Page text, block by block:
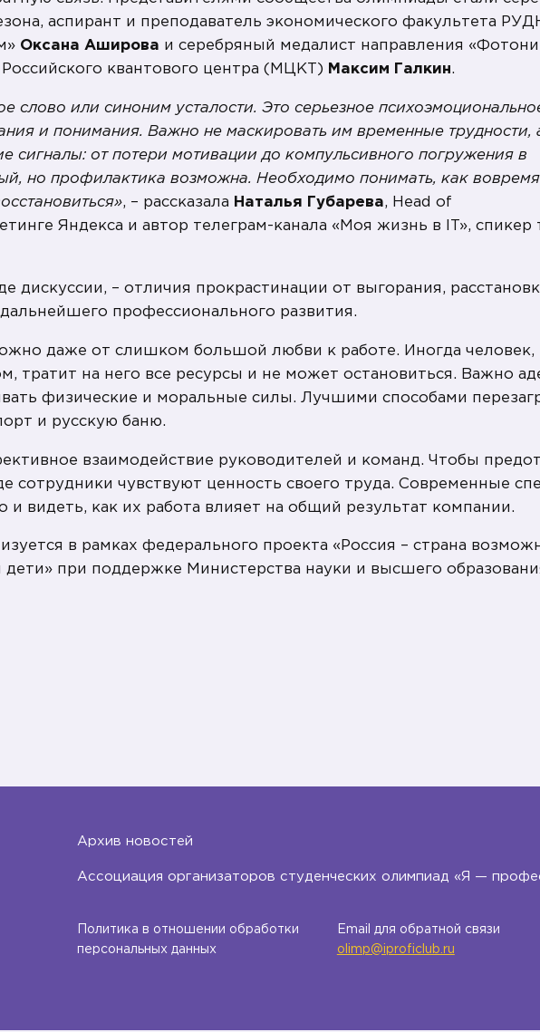
аспирант и преподаватель экономического факультета
Оксана Аширова и серебряный медалист направления
квантового центра (МЦКТ) Максим Галкин.
слово или синоним усталости. Это серьезное
и понимания. Важно не маскировать им временные трудности,
сигналы: от потери мотивации до компульсивного погружения в
но профилактика возможна. Необходимо понимать, как вовремя
, – рассказала Наталья Губарева, Head of
Яндекса и автор телеграм-канала «Моя жизнь в IT», спикер
дискуссии, – отличия прокрастинации от выгорания,
профессионального развития.
даже от слишком большой любви к работе. Иногда человек,
тратит на него все ресурсы и не может остановиться. Важно
физические и моральные силы. Лучшими способами
и русскую баню.
взаимодействие руководителей и команд. Чтобы
сотрудники чувствуют ценность своего труда. Современные
и видеть, как их работа влияет на общий результат компании.
в рамках федерального проекта «Россия – страна
при поддержке Министерства науки и высшего
Архив новостей
Ассоциация организаторов студенческих олимпиад «Я —
Политика в отношении обработки
персональных данных
Email для обратной связи
olimp@iproficlub.ru